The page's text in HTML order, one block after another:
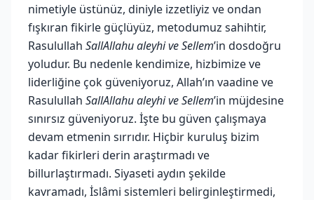
nimetiyle üstünüz, diniyle izzetliyiz ve ondan
fışkıran fikirle güçlüyüz, metodumuz sahihtir,
Rasulullah SallAllahu aleyhi ve Sellem’in dosdoğru
yoludur. Bu nedenle kendimize, hizbimize ve
liderliğine çok güveniyoruz, Allah’ın vaadine ve
Rasulullah SallAllahu aleyhi ve Sellem’in müjdesine
sınırsız güveniyoruz. İşte bu güven çalışmaya
devam etmenin sırrıdır. Hiçbir kuruluş bizim
kadar fikirleri derin araştırmadı ve
billurlaştırmadı. Siyaseti aydın şekilde
kavramadı, İslâmi sistemleri belirginleştirmedi,